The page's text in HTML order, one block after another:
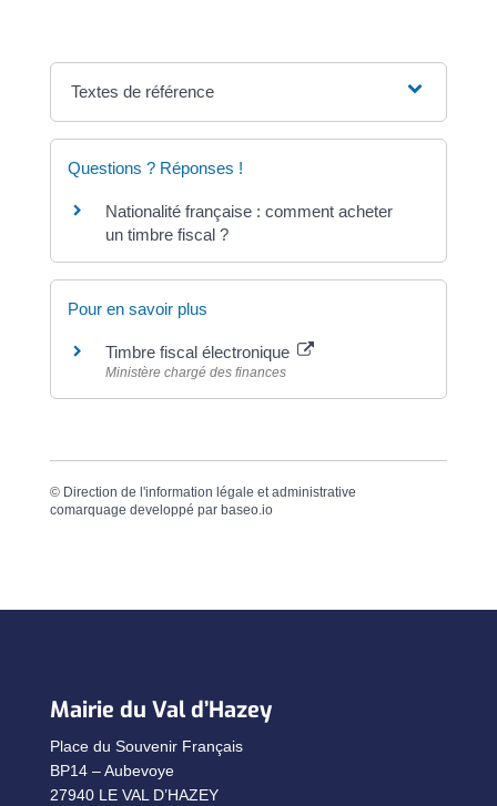
Textes de référence
Questions ? Réponses !
Nationalité française : comment acheter
un timbre fiscal ?
Pour en savoir plus
Timbre fiscal électronique
Ministère chargé des finances
© Direction de l'information légale et administrative
comarquage developpé par baseo.io
Mairie du Val d’Hazey
Place du Souvenir Français
BP14 – Aubevoye
27940 LE VAL D’HAZEY